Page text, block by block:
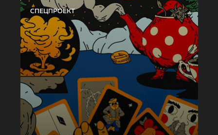
СПЕЦПРОЕКТ